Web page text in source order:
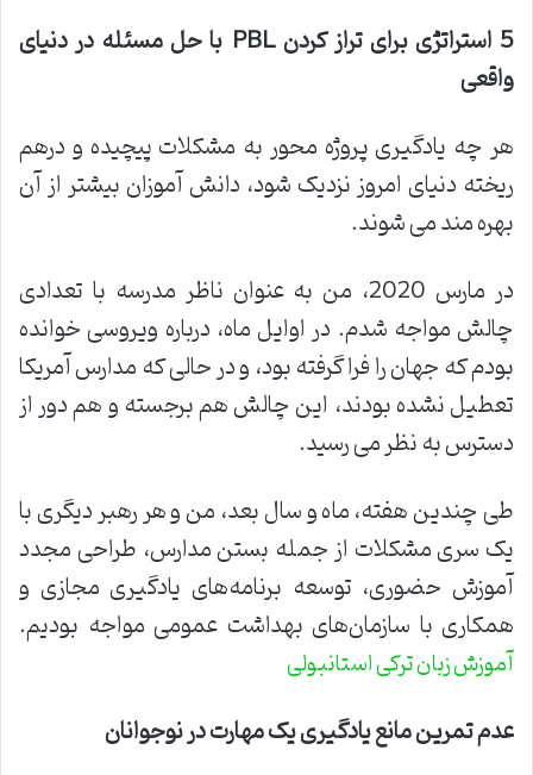
5 استراتژی برای تراز کردن
PBL با حل مسئله در دنیای
واقعی
هر چه یادگیری پروژه محور به مشکلات پیچیده و درهم
ریخته دنیای امروز نزدیک شود، دانش آموزان بیشتر از آن
بهره مند می شوند.
در مارس 2020، من به عنوان ناظر مدرسه با تعدادی
چالش مواجه شدم. در اوایل ماه، درباره ویروسی خوانده
بودم که جهان را فرا گرفته بود، و در حالی که مدارس آمریکا
تعطیل نشده بودند، این چالش هم برجسته و هم دور از
دسترس به نظر می رسید.
طی چندین هفته، ماه و سال بعد، من و هر رهبر دیگری با
یک سری مشکلات از جمله بستن مدارس، طراحی مجدد
آموزش حضوری، توسعه برنامه‌های یادگیری مجازی و
همکاری با سازمان‌های بهداشت عمومی مواجه بودیم.
آموزش زبان ترکی استانبولی
عدم تمرینمانع یادگیری یک مهارت در نوجوانان